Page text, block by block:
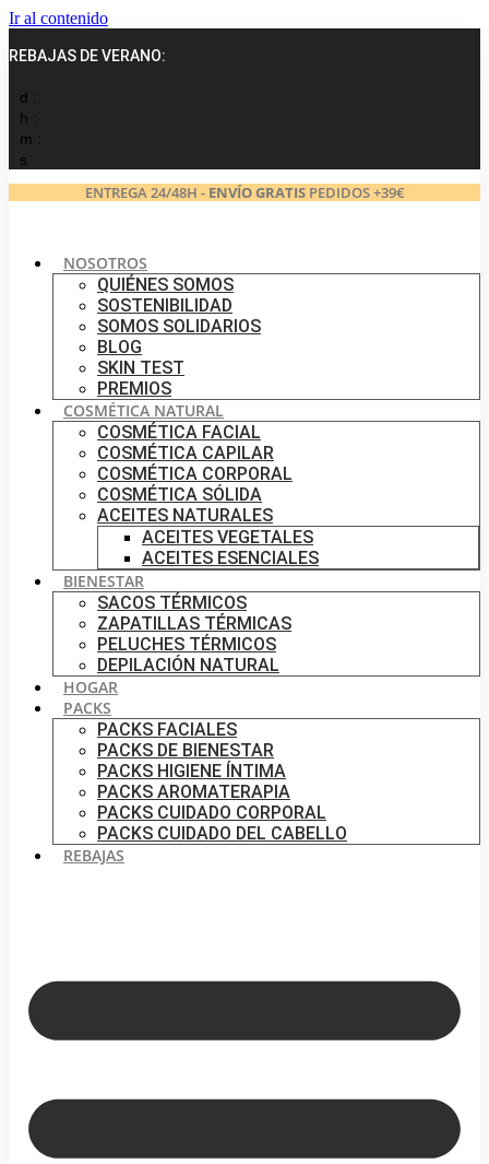
Ir al contenido
REBAJAS DE VERANO:
d :
h :
m :
s
ENTREGA 24/48H - ENVÍO GRATISPEDIDOS +39€
NOSOTROS
QUIÉNES SOMOS
SOSTENIBILIDAD
SOMOS SOLIDARIOS
BLOG
SKIN TEST
PREMIOS
COSMÉTICA NATURAL
COSMÉTICA FACIAL
COSMÉTICA CAPILAR
COSMÉTICA CORPORAL
COSMÉTICA SÓLIDA
ACEITES NATURALES
ACEITES VEGETALES
ACEITES ESENCIALES
BIENESTAR
SACOS TÉRMICOS
ZAPATILLAS TÉRMICAS
PELUCHES TÉRMICOS
DEPILACIÓN NATURAL
HOGAR
PACKS
PACKS FACIALES
PACKS DE BIENESTAR
PACKS HIGIENE ÍNTIMA
PACKS AROMATERAPIA
PACKS CUIDADO CORPORAL
PACKS CUIDADO DEL CABELLO
REBAJAS